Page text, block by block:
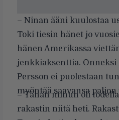
– Ninan ääni kuulostaa
Toki tiesin hänet jo
hänen Amerikassa
jenkkiaksenttia. Onneksi
Persson ei puolestaan
myöntää saavansa
– Tähän minun oli
rakastin niitä heti.